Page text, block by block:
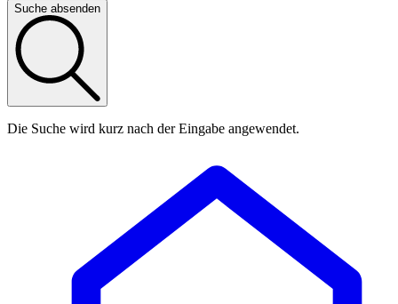
Suche absenden
Die Suche wird kurz nach der Eingabe angewendet.